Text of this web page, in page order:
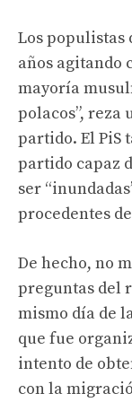
Los populistas
años agitando
mayoría
polacos”, reza
partido. El PiS
partido capaz
ser
procedentes
De hecho, no
preguntas del
mismo día de
que fue
intento de
con la